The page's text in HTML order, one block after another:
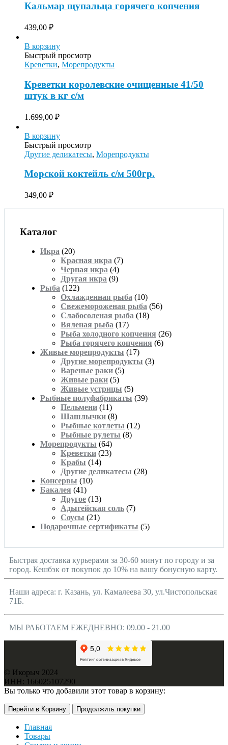
Кальмар щупальца горячего копчения
439,00 ₽
В корзину
Быстрый просмотр
Креветки, Морепродукты
Креветки королевские очищенные 41/50
штук в кг с/м
1.699,00 ₽
В корзину
Быстрый просмотр
Другие деликатесы, Морепродукты
Морской коктейль с/м 500гр.
349,00 ₽
Каталог
Икра (20)
Красная икра (7)
Черная икра (4)
Другая икра (9)
Рыба (122)
Охлажденная рыба (10)
Свежемороженая рыба (56)
Слабосоленая рыба (18)
Вяленая рыба (17)
Рыба холодного копчения (26)
Рыба горячего копчения (6)
Живые морепродукты (17)
Другие морепродукты (3)
Вареные раки (5)
Живые раки (5)
Живые устрицы (5)
Рыбные полуфабрикаты (39)
Пельмени (11)
Шашлычки (8)
Рыбные котлеты (12)
Рыбные рулеты (8)
Морепродукты (64)
Креветки (23)
Крабы (14)
Другие деликатесы (28)
Консервы (10)
Бакалея (41)
Другое (13)
Адыгейская соль (7)
Соусы (21)
Подарочные сертификаты (5)
Быстрая доставка курьерами за 30-60 минут по городу и за
город. Кешбэк от покупок до 10% на вашу бонусную карту.
Наши адреса: г. Казань, ул. Камалеева 30, ул.Чистопольская
71Б.
МЫ РАБОТАЕМ ЕЖЕДНЕВНО: 09.00 - 21.00
© Икорыч 2024
ИНН: 166025107290
Вы только что добавили этот товар в корзину:
Перейти в Корзину Продолжить покупки
Главная
Товары